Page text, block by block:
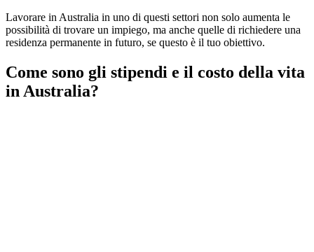
Lavorare in Australia in uno di questi settori non solo aumenta le
possibilità di trovare un impiego, ma anche quelle di richiedere una
residenza permanente in futuro, se questo è il tuo obiettivo.
Come sono gli stipendi e il costo della vita
in Australia?